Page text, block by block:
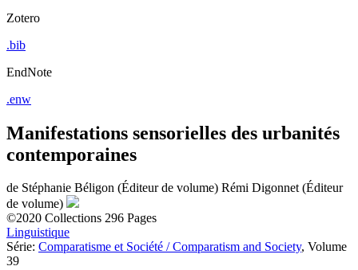
Zotero
.bib
EndNote
.enw
Manifestations sensorielles des urbanités
contemporaines
de Stéphanie Béligon (Éditeur de volume) Rémi Digonnet (Éditeur
de volume)
©2020 Collections 296 Pages
Linguistique
Série: Comparatisme et Société / Comparatism and Society, Volume
39